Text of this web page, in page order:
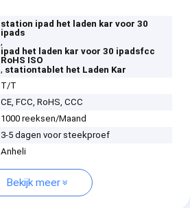
station ipad het laden kar voor 30
ipads
,
ipad het laden kar voor 30 ipadsfcc
RoHS ISO
, stationtablet het Laden Kar
T/T
CE, FCC, RoHS, CCC
1000 reeksen/Maand
3-5 dagen voor steekproef
Anheli
Bekijk meer